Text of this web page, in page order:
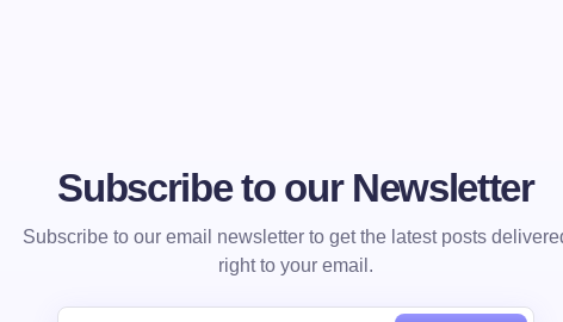
Subscribe to our Newsletter
Subscribe to our email newsletter to get the latest posts
right to your email.